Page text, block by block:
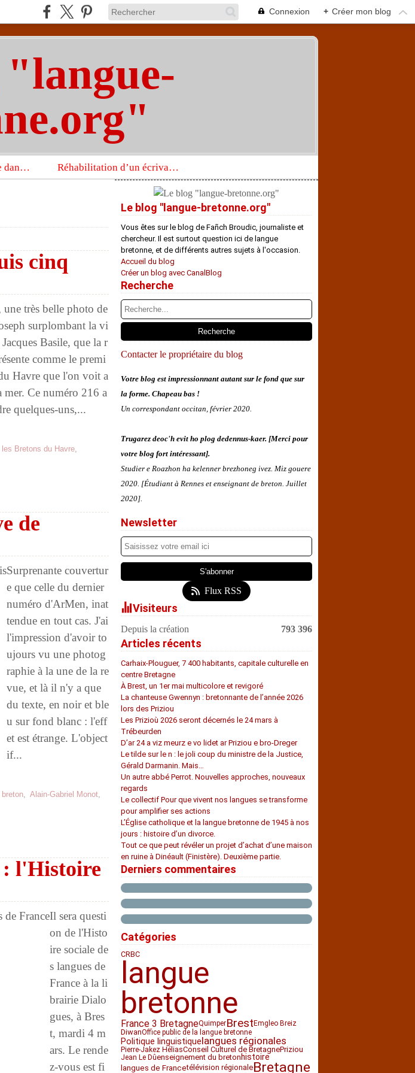
Connexion + Créer mon blog
Les langues de France dans un imposant ouvrage sur la langue française que publient les Presses universitaires d’Oxford Réhabilitation d’un écrivain de langue bretonne aujourd’hui mal connu et méconnu
cinq
très belle photo de
surplombant la vi
Basile, que la r
comme le premi
Havre que l'on voit a
mer. Ce numéro 216 a
quelques-uns,...
les Bretons du Havre,
de
Surprenante couvertur
e que celle du dernier
numéro d'ArMen, inat
tendue en tout cas. J'ai
l'impression d'avoir to
ujours vu une photog
raphie à la une de la re
vue, et là il n'y a que
du texte, en noir et ble
u sur fond blanc : l'eff
et est étrange. L'object
if...
, Alain-Gabriel Monot,
: l'Histoire
Il sera questi
on de l'Histo
ire sociale de
s langues de
France à la li
brairie Dialo
gues, à Bres
t, mardi 4 m
ars. Le rende
z-vous est fi
Le blog "langue-bretonne.org"
Vous êtes sur le blog de Fañch Broudic, journaliste et
chercheur. Il est surtout question ici de langue
bretonne, et de différents autres sujets à l'occasion.
Accueil du blog
Créer un blog avec CanalBlog
Recherche
Contacter le propriétaire du blog
Votre blog est impressionnant autant sur le fond que sur
la forme. Chapeau bas !
Un correspondant occitan, février 2020.
Trugarez deoc'h evit ho plog dedennus-kaer. [Merci pour
votre blog fort intéressant].
Studier e Roazhon ha kelenner brezhoneg ivez. Miz gouere
2020. [Étudiant à Rennes et enseignant de breton. Juillet
2020].
Newsletter
Flux RSS
Visiteurs
Depuis la création 793 396
Articles récents
Carhaix-Plouguer, 7 400 habitants, capitale culturelle en
centre Bretagne
À Brest, un 1er mai multicolore et revigoré
La chanteuse Gwennyn : bretonnante de l’année 2026
lors des Priziou
Les Prizioù 2026 seront décernés le 24 mars à
Trébeurden
D’ar 24 a viz meurz e vo lidet ar Priziou e bro-Dreger
Le tilde sur le n : le joli coup du ministre de la Justice,
Gérald Darmanin. Mais…
Un autre abbé Perrot. Nouvelles approches, nouveaux
regards
Le collectif Pour que vivent nos langues se transforme
pour amplifier ses actions
L’Église catholique et la langue bretonne de 1945 à nos
jours : histoire d’un divorce.
Tout ce que peut révéler un projet d’achat d’une maison
en ruine à Dinéault (Finistère). Deuxième partie.
Derniers commentaires
Catégories
CRBC
langue
bretonne
France 3 BretagneQuimperBrest Emgleo Breiz
DiwanOffice public de la langue bretonne
Politique linguistiquelangues régionales
Pierre-Jakez HéliasConseil Culturel de BretagnePriziou
Jean Le Dûenseignement du breton histoire
langues de Francetélévision régionaleBretagne